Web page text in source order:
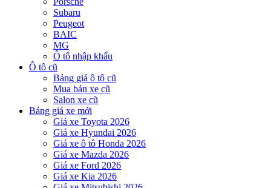
Subaru
Peugeot
BAIC
MG
Ô tô nhập khẩu
Ô tô cũ
Bảng giá ô tô cũ
Mua bán xe cũ
Salon xe cũ
Bảng giá xe mới
Giá xe Toyota 2026
Giá xe Hyundai 2026
Giá xe ô tô Honda 2026
Giá xe Mazda 2026
Giá xe Ford 2026
Giá xe Kia 2026